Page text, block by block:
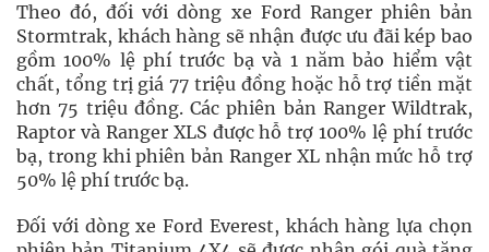
Theo đó, đối với dòng xe Ford Ranger phiên bản
Stormtrak, khách hàng sẽ nhận được ưu đãi kép bao
gồm 100% lệ phí trước bạ và 1 năm bảo hiểm vật
chất, tổng trị giá 77 triệu đồng hoặc hỗ trợ tiền mặt
hơn 75 triệu đồng. Các phiên bản Ranger Wildtrak,
Raptor và Ranger XLS được hỗ trợ 100% lệ phí trước
bạ, trong khi phiên bản Ranger XL nhận mức hỗ trợ
50% lệ phí trước bạ.
Đối với dòng xe Ford Everest, khách hàng lựa chọn